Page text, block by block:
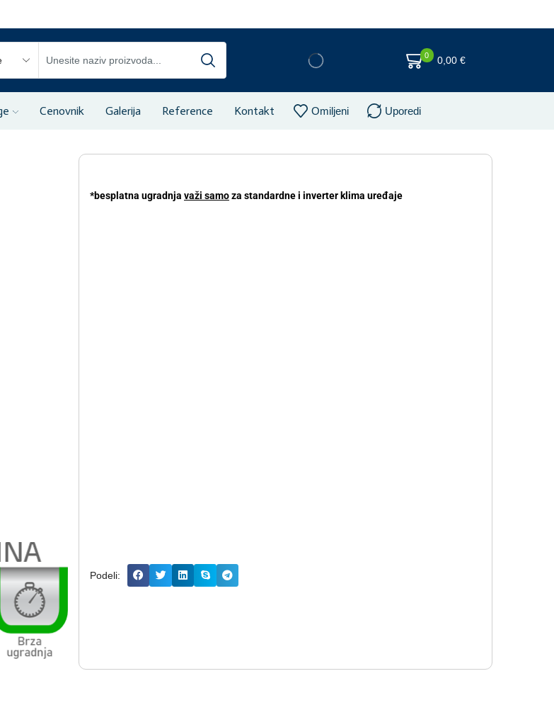
0 0,00 €
Cenovnik Galerija Reference Kontakt Omiljeni Uporedi
*besplatna ugradnja važi samoza standardne i inverter klima uređaje
Podeli: